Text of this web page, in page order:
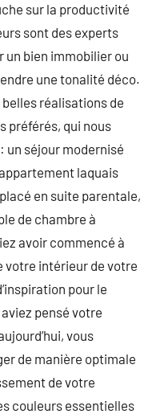
sur la productivité
sont des experts
un bien immobilier ou
une tonalité déco.
réalisations de
préférés, qui nous
un séjour modernisé
laquais
en suite parentale,
de chambre à
avoir commencé à
votre intérieur de votre
pour le
pensé votre
vous
de manière optimale
de votre
couleurs essentielles